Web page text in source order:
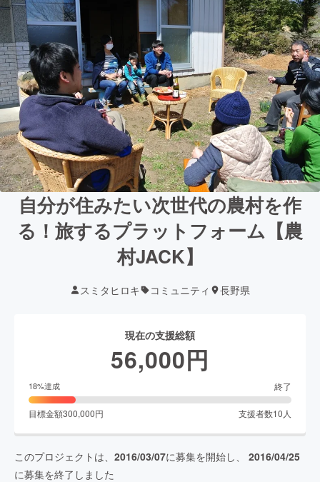
自分が住みたい次世代の農村を作
る！旅するプラットフォーム【農
村JACK】
スミタヒロキ コミュニティ 長野県
現在の支援総額
56,000円
18%達成 終了
目標金額300,000円 支援者数10 人
このプロジェクトは、 2016/03/07に募集を開始し、 2016/04/25
に募集を終了しました